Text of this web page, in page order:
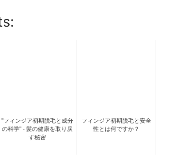
"フィンジア初期脱毛と成分
の科学" - 髪の健康を取り戻
す秘密
フィンジア初期脱毛と安全
性とは何ですか？